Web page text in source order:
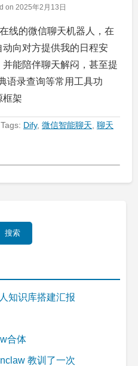
on 2025年2月13日
线的微信聊天机器人，在
向对方提供我的日程安
能陪伴聊天解闷，甚至提
语录查询等常用工具功
框架
Tags: Dify, 微信智能聊天 聊天
搜索
知识库搭建汇报
合体
教训了一次